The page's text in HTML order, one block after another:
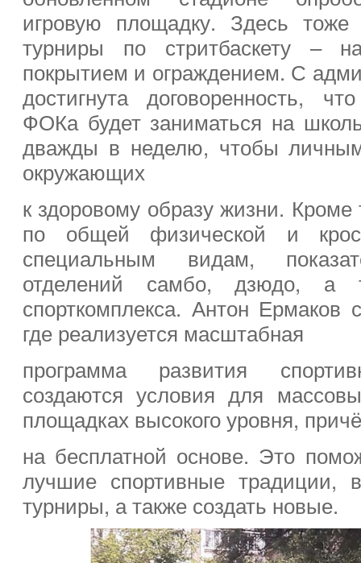
игровую площадку. Здесь
турниры по стритбаскету –
покрытием и ограждением. С
достигнута договоренность,
ФОКа будет заниматься на
дважды в неделю, чтобы
окружающих
к здоровому образу жизни. Кроме
по общей физической и
специальным видам,
отделений самбо, дзюдо, а
спорткомплекса. Антон Ермаков
где реализуется масштабная
программа развития
создаются условия для
площадках высокого уровня,
на бесплатной основе. Это
лучшие спортивные традиции,
турниры, а также создать новые.